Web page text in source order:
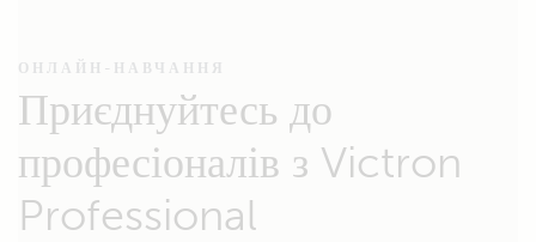
ОНЛАЙН-НАВЧАННЯ
Приєднуйтесь до
професіоналів з Victron
Professional